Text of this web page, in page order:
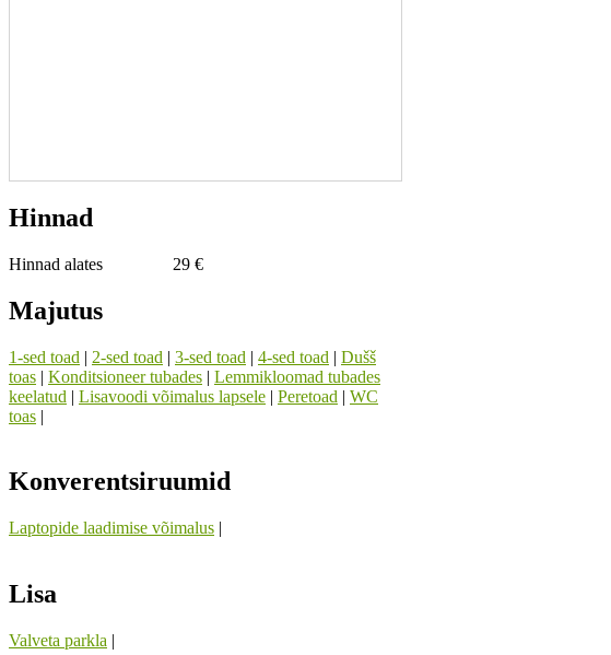
Hinnad
Hinnad alates 29 €
Majutus
1-sed toad | 2-sed toad | 3-sed toad | 4-sed toad | Dušš
toas | Konditsioneer tubades | Lemmikloomad tubades
keelatud | Lisavoodi võimalus lapsele | Peretoad | WC
toas |
Konverentsiruumid
Laptopide laadimise võimalus |
Lisa
Valveta parkla |